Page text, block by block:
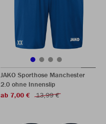
JAKO Sporthose Manchester
2.0 ohne Innenslip
ab 7,00 €
13,99 €